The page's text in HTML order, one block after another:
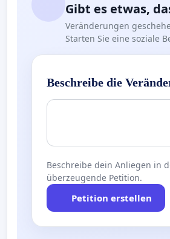
Gibt es etwas,
Veränderungen
Starten Sie eine soziale
Beschreibe die
Beschreibe dein Anliegen in
überzeugende Petition.
Petition erstellen